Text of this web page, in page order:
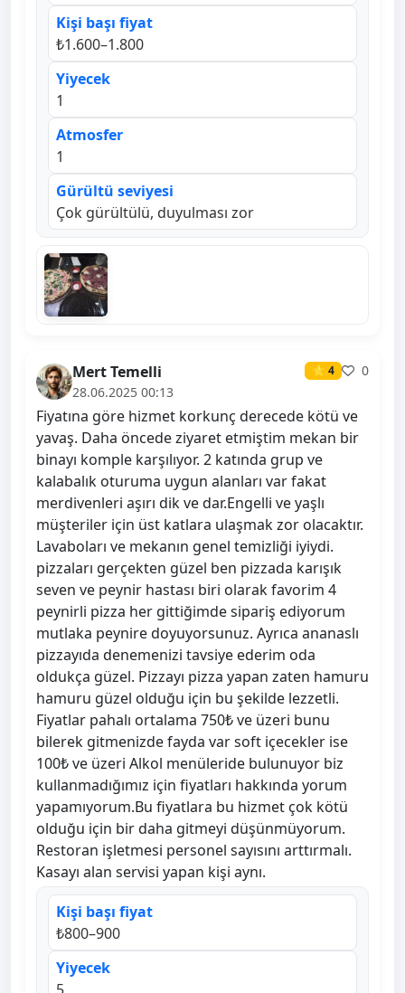
Kişi başı fiyat
₺1.600–1.800
Yiyecek
1
Atmosfer
1
Gürültü seviyesi
Çok gürültülü, duyulması zor
Mert Temelli ⭐ 4
0
28.06.2025 00:13
Fiyatına göre hizmet korkunç derecede kötü ve
yavaş. Daha öncede ziyaret etmiştim mekan bir
binayı komple karşılıyor. 2 katında grup ve
kalabalık oturuma uygun alanları var fakat
merdivenleri aşırı dik ve dar.Engelli ve yaşlı
müşteriler için üst katlara ulaşmak zor olacaktır.
Lavaboları ve mekanın genel temizliği iyiydi.
pizzaları gerçekten güzel ben pizzada karışık
seven ve peynir hastası biri olarak favorim 4
peynirli pizza her gittiğimde sipariş ediyorum
mutlaka peynire doyuyorsunuz. Ayrıca ananaslı
pizzayıda denemenizi tavsiye ederim oda
oldukça güzel. Pizzayı pizza yapan zaten hamuru
hamuru güzel olduğu için bu şekilde lezzetli.
Fiyatlar pahalı ortalama 750₺ ve üzeri bunu
bilerek gitmenizde fayda var soft içecekler ise
100₺ ve üzeri Alkol menüleride bulunuyor biz
kullanmadığımız için fiyatları hakkında yorum
yapamıyorum.Bu fiyatlara bu hizmet çok kötü
olduğu için bir daha gitmeyi düşünmüyorum.
Restoran işletmesi personel sayısını arttırmalı.
Kasayı alan servisi yapan kişi aynı.
Kişi başı fiyat
₺800–900
Yiyecek